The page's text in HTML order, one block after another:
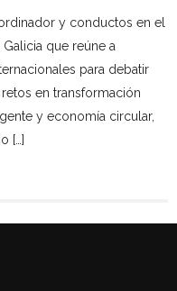
y conductos en el
que reúne a
para debatir
en transformación
y economía circular,
[…]